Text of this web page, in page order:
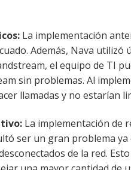
La implementación
Además, Nava
el equipo de TI
sin problemas. Al
llamadas y no estarían
La implementación de
ser un gran problema
de la red.